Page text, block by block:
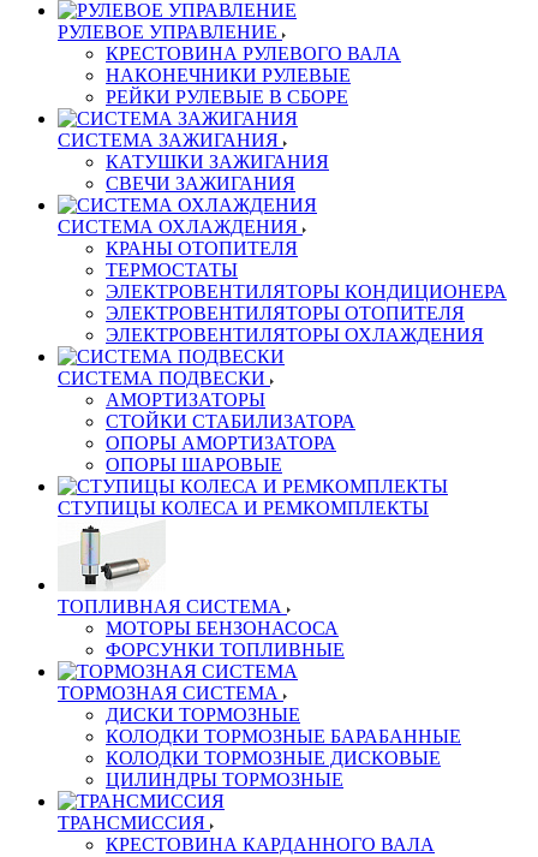
РУЛЕВОЕ УПРАВЛЕНИЕ
КРЕСТОВИНА РУЛЕВОГО ВАЛА
НАКОНЕЧНИКИ РУЛЕВЫЕ
РЕЙКИ РУЛЕВЫЕ В СБОРЕ
СИСТЕМА ЗАЖИГАНИЯ
КАТУШКИ ЗАЖИГАНИЯ
СВЕЧИ ЗАЖИГАНИЯ
СИСТЕМА ОХЛАЖДЕНИЯ
КРАНЫ ОТОПИТЕЛЯ
ТЕРМОСТАТЫ
ЭЛЕКТРОВЕНТИЛЯТОРЫ КОНДИЦИОНЕРА
ЭЛЕКТРОВЕНТИЛЯТОРЫ ОТОПИТЕЛЯ
ЭЛЕКТРОВЕНТИЛЯТОРЫ ОХЛАЖДЕНИЯ
СИСТЕМА ПОДВЕСКИ
АМОРТИЗАТОРЫ
СТОЙКИ СТАБИЛИЗАТОРА
ОПОРЫ АМОРТИЗАТОРА
ОПОРЫ ШАРОВЫЕ
СТУПИЦЫ КОЛЕСА И РЕМКОМПЛЕКТЫ
ТОПЛИВНАЯ СИСТЕМА
МОТОРЫ БЕНЗОНАСОСА
ФОРСУНКИ ТОПЛИВНЫЕ
ТОРМОЗНАЯ СИСТЕМА
ДИСКИ ТОРМОЗНЫЕ
КОЛОДКИ ТОРМОЗНЫЕ БАРАБАННЫЕ
КОЛОДКИ ТОРМОЗНЫЕ ДИСКОВЫЕ
ЦИЛИНДРЫ ТОРМОЗНЫЕ
ТРАНСМИССИЯ
КРЕСТОВИНА КАРДАННОГО ВАЛА